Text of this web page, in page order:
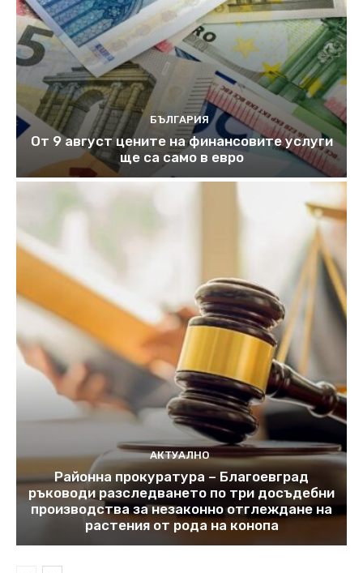
БЪЛГАРИЯ
От 9 август цените на финансовите услуги
ще са само в евро
АКТУАЛНО
Районна прокуратура – Благоевград
ръководи разследването по три досъдебни
производства за незаконно отглеждане на
растения от рода на конопа